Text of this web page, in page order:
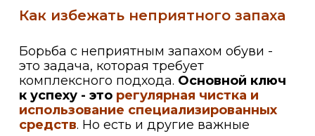
Как избежать неприятного запаха
Борьба с неприятным запахом обуви -
это задача, которая требует
комплексного подхода. Основной ключ
к успеху - это регулярная чистка и
использование специализированных
средств. Но есть и другие важные